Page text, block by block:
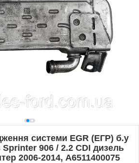
системи EGR (ЕГР) б.у
Sprinter 906 / 2.2 CDI дизель
2006-2014, A6511400075